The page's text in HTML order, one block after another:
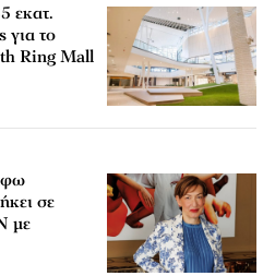
εκατ.
για το
Ring Mall
σε
με